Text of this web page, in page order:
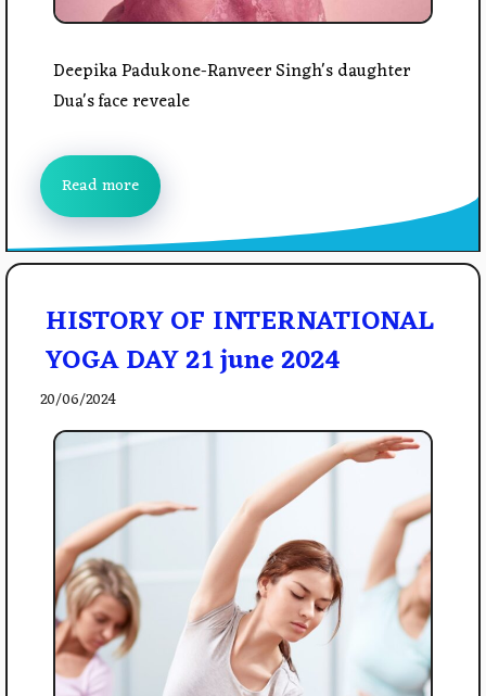
Deepika Padukone-Ranveer Singh's daughter
Dua's face reveale
Read more
HISTORY OF INTERNATIONAL
YOGA DAY 21 june 2024
20/06/2024